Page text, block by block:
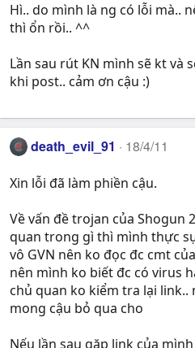
Hì.. do mình là ng có lỗi mà..
thì ổn rồi.. ^^
Lần sau rút KN mình sẽ kt và
khi post.. cảm ơn cậu :)
death_evil_91 18/4/11
Xin lỗi đã làm phiền cậu.
Về vấn đề trojan của Shogun
quan trong gì thì mình thực
vô GVN nên ko đọc đc cmt
nên mình ko biết đc có virus
chủ quan ko kiểm tra lại link..
mong cậu bỏ qua cho
Nếu lần sau gặp link của